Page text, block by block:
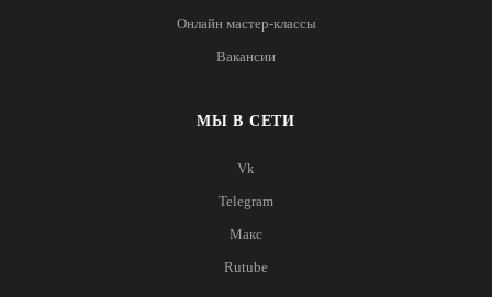
Онлайн мастер-классы
Вакансии
МЫ В СЕТИ
Vk
Telegram
Макс
Rutube